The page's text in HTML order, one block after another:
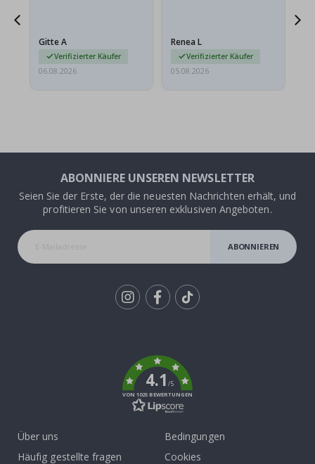
Gitte A
Verifizierter Käufer
06.08.2026
beschädigt…
Renea L
Verifizierter Käufer
05.08.2026
ABONNIERE UNSEREN NEWSLETTER
Seien Sie der Erste, der die neuesten Nachrichten erhält, und
profitieren Sie von unseren exklusiven Angeboten.
ABONNIEREN
4.1/5
VON 1025 BEWERTUNGEN
Über uns
Häufig gestellte fragen
Bedingungen
Cookies